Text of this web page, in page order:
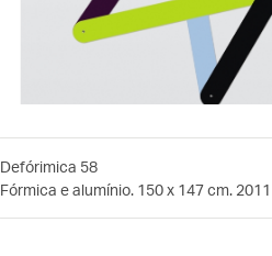
Defórimica 58
Fórmica e alumínio. 150 x 147 cm. 2011